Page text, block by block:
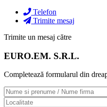
Telefon
Trimite mesaj
Trimite un mesaj către
EURO.EM. S.R.L.
Completează formularul din